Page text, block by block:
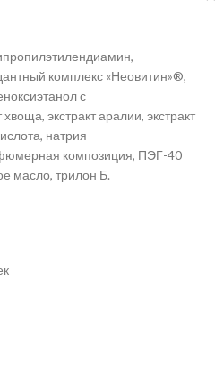
комплекс «Неовитин»®,
с
экстракт аралии, экстракт
натрия
композиция, ПЭГ-40
масло, трилон Б.